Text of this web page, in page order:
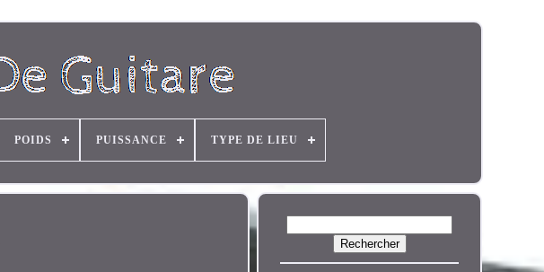
POIDS PUISSANCE TYPE DE LIEU